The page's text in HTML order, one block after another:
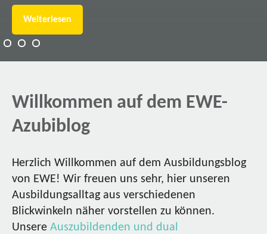
Weiterlesen
Willkommen auf dem EWE-
Azubiblog
Herzlich Willkommen auf dem Ausbildungsblog
von EWE! Wir freuen uns sehr, hier unseren
Ausbildungsalltag aus verschiedenen
Blickwinkeln näher vorstellen zu können.
Unsere Auszubildenden und dual